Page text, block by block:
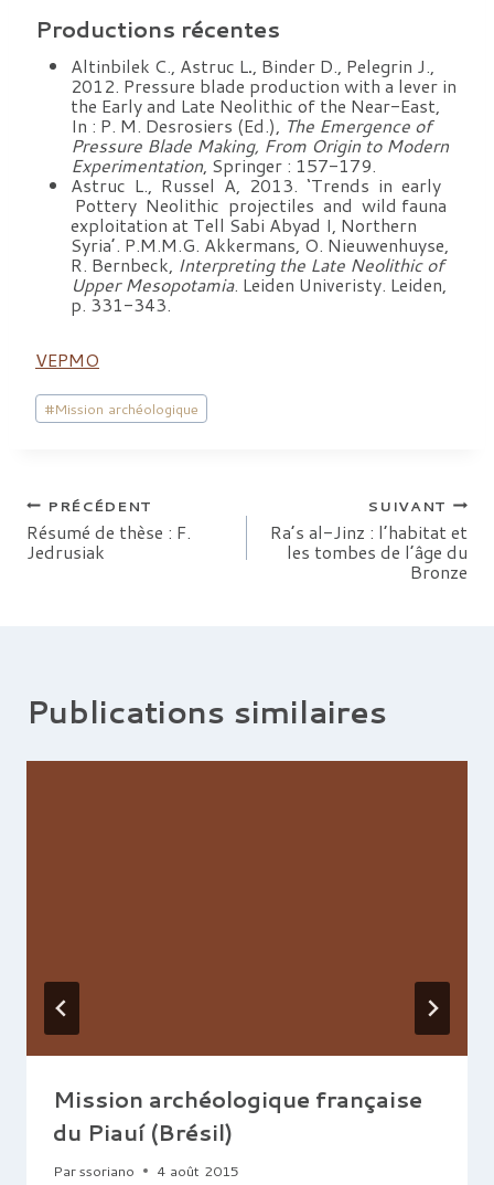
Productions récentes
Altinbilek C., Astruc L., Binder D., Pelegrin J.,
2012. Pressure blade production with a lever in
the Early and Late Neolithic of the Near-East,
In : P. M. Desrosiers (Ed.), The Emergence of
Pressure Blade Making, From Origin to Modern
Experimentation, Springer : 157-179.
Astruc L., Russel A, 2013. ‘Trends in early
Pottery Neolithic projectiles and wild fauna
exploitation at Tell Sabi Abyad I, Northern
Syria’. P.M.M.G. Akkermans, O. Nieuwenhuyse,
R. Bernbeck, Interpreting the Late Neolithic of
Upper Mesopotamia. Leiden Univeristy. Leiden,
p. 331-343.
VEPMO
Étiquettes
de
#Mission archéologique
Navigation
de
PRÉCÉDENT
Résumé de thèse : F.
Jedrusiak
SUIVANT
Ra’s al-Jinz : l’habitat et
les tombes de l’âge du
Bronze
Publications similaires
Mission archéologique française
du Piauí (Brésil)
Parssoriano 4 août 2015